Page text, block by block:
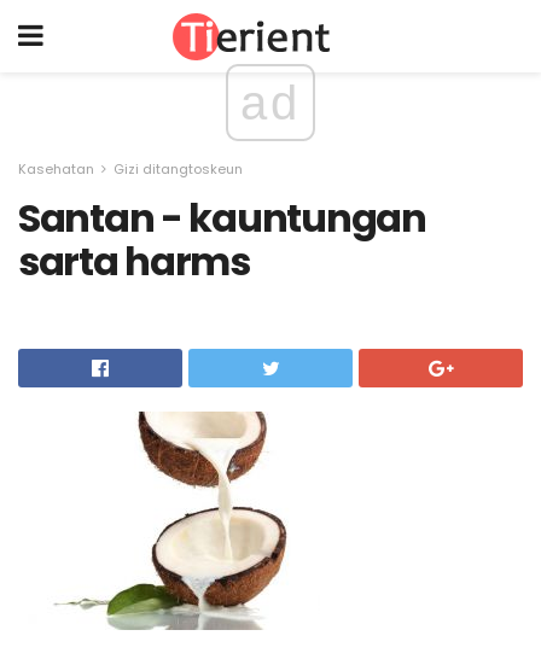
ad
Kasehatan Gizi ditangtoskeun
Santan - kauntungan
sarta harms